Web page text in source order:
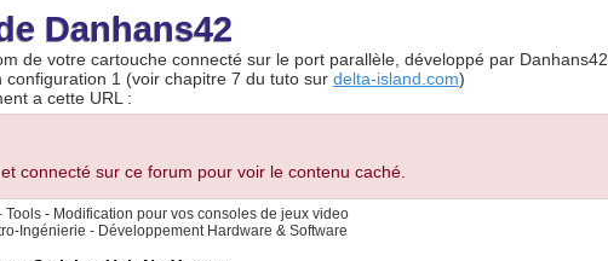
Danhans42
de votre cartouche connecté sur le port parallèle, développé par Danhans42
configuration 1 (voir chapitre 7 du tuto sur delta-island.com)
a cette URL :
connecté sur ce forum pour voir le contenu caché.
Tools - Modification pour vos consoles de jeux video
Ingénierie - Développement Hardware & Software